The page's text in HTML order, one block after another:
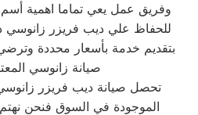
وفريق عمل يعي تماما اهمية
للحفاظ علي ديب فريزر زانوسي
بتقديم خدمة بأسعار محددة وترضي
صيانة زانوسي
تحصل صيانة ديب فريزر
الموجودة في السوق فنحن